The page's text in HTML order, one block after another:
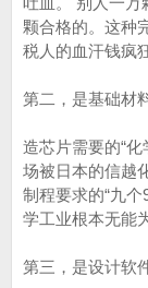
颗合格的。这种
税人的血汗钱疯
第二，是基础材
造芯片需要的“
场被日本的信越
制程要求的“九
学工业根本无能
第三，是设计软